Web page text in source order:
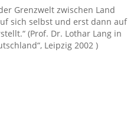
Grenzwelt zwischen Land
sich selbst und erst dann auf
(Prof. Dr. Lothar Lang in
Leipzig 2002 )